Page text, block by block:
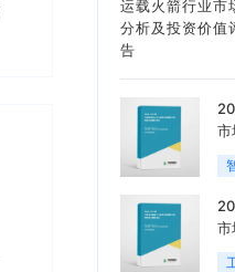
运载火箭行业市
分析及投资价值
告
市
市